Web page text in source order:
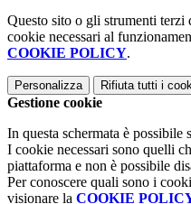
Questo sito o gli strumenti
cookie necessari al
COOKIE POLICY.
Personalizza Rifiuta tutti i
Gestione cookie
In questa schermata è
I cookie necessari sono quelli
piattaforma e non è possibile
Per conoscere quali sono i
visionare la COOKIE